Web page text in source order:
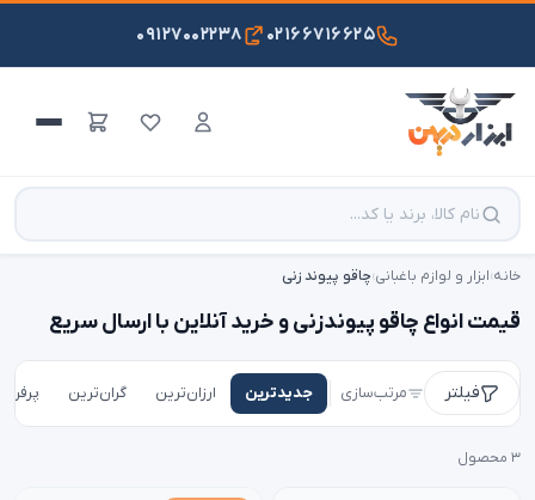
۰۲۱۶۶۷۱۶۶۲۵ ۰۹۱۲۷۰۰۲۲۳۸
خانه›ابزار و لوازم باغبانی›چاقو پیوند زنی
قیمت انواع چاقو پیوندزنی و خرید آنلاین با ارسال سریع
فیلتر مرتب‌سازی جدیدترین ارزان‌ترین گران‌ترین
۳ محصول